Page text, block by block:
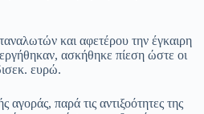
και αφετέρου την έγκαιρη
ασκήθηκε πίεση ώστε οι
ευρώ.
παρά τις αντιξοότητες της